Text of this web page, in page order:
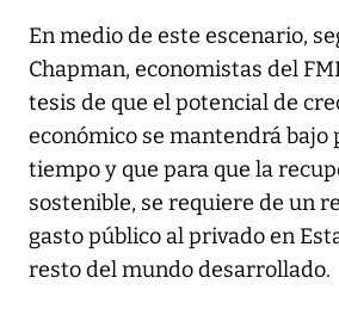
En medio de este escenario,
Chapman, economistas del
tesis de que el potencial de
económico se mantendrá bajo
tiempo y que para que la
sostenible, se requiere de un
gasto público al privado en
resto del mundo desarrollado.